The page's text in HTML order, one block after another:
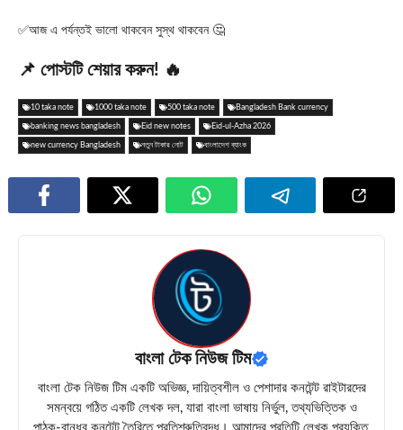
✅আজ এ পর্যন্তই ভালো থাকবেন সুস্থ থাকবেন 🤔
📌 পোস্টটি শেয়ার করুন! 🔥
10 taka note 1000 taka note 500 taka note Bangladesh Bank currency
banking news bangladesh Eid new notes Eid-ul-Azha 2026
new currency Bangladesh নতুন টাকার নোট বাংলাদেশ ব্যাংক
বাংলা টেক নিউজ টিম
বাংলা টেক নিউজ টিম একটি অভিজ্ঞ, দায়িত্বশীল ও পেশাদার কনটেন্ট রাইটারদের
সমন্বয়ে গঠিত একটি লেখক দল, যারা বাংলা ভাষায় নির্ভুল, তথ্যভিত্তিক ও